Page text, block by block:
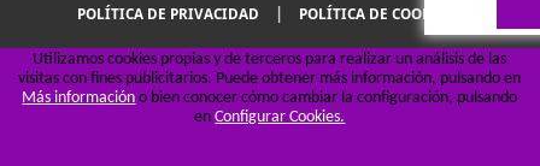
POLÍTICA DE PRIVACIDAD | POLÍTICA DE COOKIES
Utilizamos cookies propias y de terceros para realizar un análisis de las
visitas con fines publicitarios. Puede obtener más información, pulsando en
Más información o bien conocer cómo cambiar la configuración, pulsando
enConfigurar Cookies.